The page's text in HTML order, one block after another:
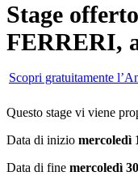
Stage
FERRERI,
Scopri gratuitamente
Questo stage vi viene
Data di inizio mercoledì
Data di fine mercoledì